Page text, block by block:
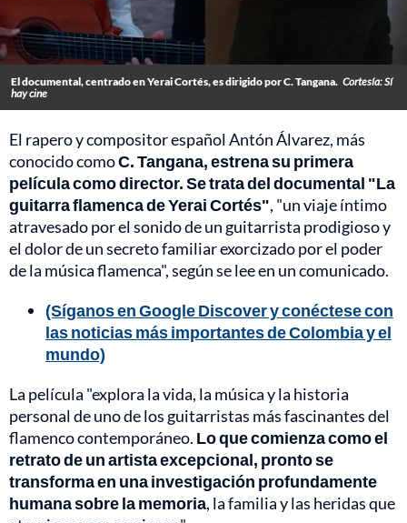
El documental, centrado en Yerai Cortés, es dirigido por C. Tangana. Cortesía: Sí
hay cine
El rapero y compositor español Antón Álvarez, más
conocido comoC. Tangana, estrena su primera
película como director. Se trata del documental "La
guitarra flamenca de Yerai Cortés", "un viaje íntimo
atravesado por el sonido de un guitarrista prodigioso y
el dolor de un secreto familiar exorcizado por el poder
de la música flamenca", según se lee en un comunicado.
(Síganos en Google Discover y conéctese con
las noticias más importantes de Colombia y el
mundo)
La película "explora la vida, la música y la historia
personal de uno de los guitarristas más fascinantes del
flamenco contemporáneo. Lo que comienza como el
retrato de un artista excepcional, pronto se
transforma en una investigación profundamente
humana sobre la memoria, la familia y las heridas que